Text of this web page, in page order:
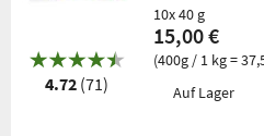
4.72 (71)
10x 40 g
15,00 €
(400g / 1 kg =
Auf Lager